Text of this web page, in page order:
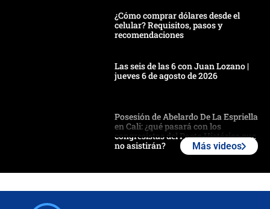
¿Cómo comprar dólares desde el
celular? Requisitos, pasos y
recomendaciones
Las seis de las 6 con Juan Lozano |
jueves 6 de agosto de 2026
Posesión de Abelardo De La Espriella
en Cali: ¿qué pasará con los
congresistas del Pacto Histórico que
no asistirán?
Más videos